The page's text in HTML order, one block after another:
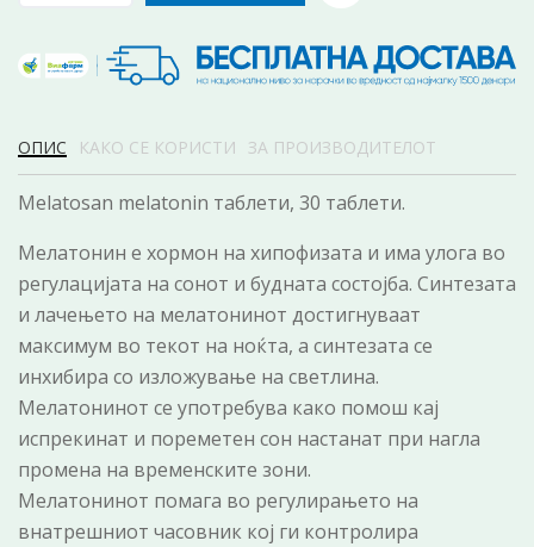
ОПИС КАКО СЕ КОРИСТИ ЗА ПРОИЗВОДИТЕЛОТ
Melatosan melatonin таблети, 30 таблети.
Мелатонин е хормон на хипофизата и има улога во
регулацијата на сонот и будната состојба. Синтезата
и лачењето на мелатонинот достигнуваат
максимум во текот на ноќта, а синтезата се
инхибира со изложување на светлина.
Мелатонинот се употребува како помош кај
испрекинат и пореметен сон настанат при нагла
промена на временските зони.
Мелатонинот помага во регулирањето на
внатрешниот часовник кој ги контролира